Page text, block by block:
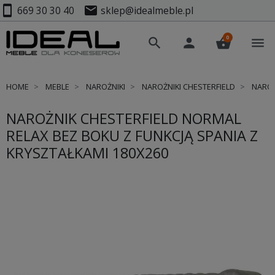
smartphone 669 30 30 40 mail sklep@idealmeble.pl
search person shopping_basket
0 menu
HOME MEBLE NAROŻNIKI NAROŻNIKI CHESTERFIELD
NAROŻNIK CHESTERFIELD NORMAL
RELAX BEZ BOKU Z FUNKCJĄ SPANIA Z
KRYSZTAŁKAMI 180X260